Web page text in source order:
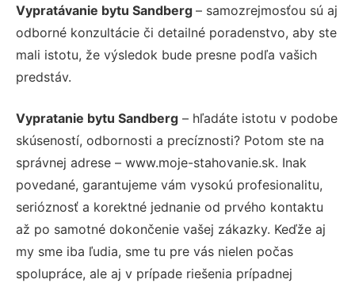
Vypratávanie bytu Sandberg – samozrejmosťou sú aj
odborné konzultácie či detailné poradenstvo, aby ste
mali istotu, že výsledok bude presne podľa vašich
predstáv.
Vypratanie bytu Sandberg – hľadáte istotu v podobe
skúseností, odbornosti a precíznosti? Potom ste na
správnej adrese – www.moje-stahovanie.sk. Inak
povedané, garantujeme vám vysokú profesionalitu,
serióznosť a korektné jednanie od prvého kontaktu
až po samotné dokončenie vašej zákazky. Keďže aj
my sme iba ľudia, sme tu pre vás nielen počas
spolupráce, ale aj v prípade riešenia prípadnej